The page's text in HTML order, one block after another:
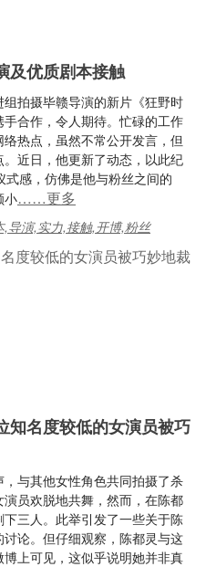
及优质剧本接触
拍摄毕赣导演的新片《狂野时
合作，令人期待。忙碌的工作
热点，虽然不常公开发言，但
近日，他更新了动态，以此纪
感，仿佛是他与粉丝之间的
小……更多
,导演,实力,接触,开博,粉丝
知名度较低的女演员被巧
与其他女性角色共同拍摄了杀
员欢脱地共舞，然而，在陈都
三人。此举引发了一些关于陈
论。但仔细观察，陈都灵与这
上可见，这似乎说明她并非真